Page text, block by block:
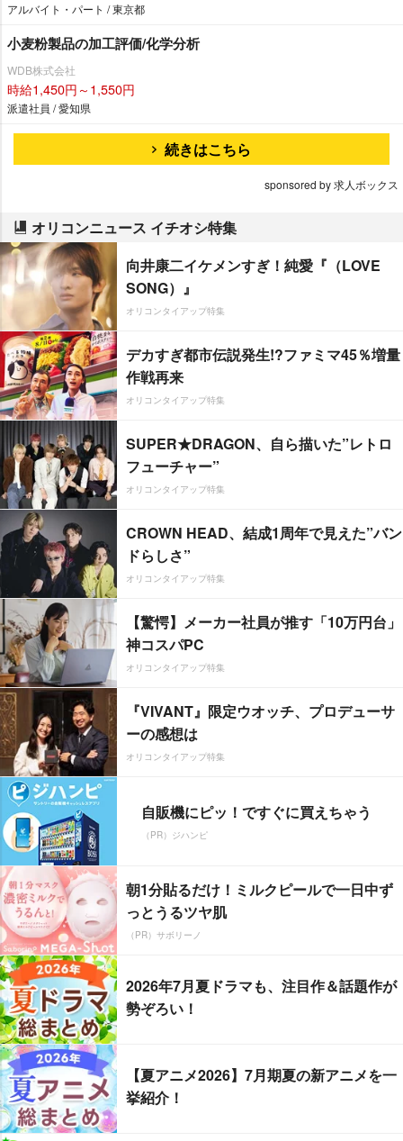
アルバイト・パート / 東京都
小麦粉製品の加工評価/化学分析
WDB株式会社
時給1,450円～1,550円
派遣社員 / 愛知県
続きはこちら
sponsored by 求人ボックス
オリコンニュース イチオシ特集
向井康二イケメンすぎ！純愛『（LOVE
SONG）』
オリコンタイアップ特集
デカすぎ都市伝説発生!?ファミマ45％増量
作戦再来
オリコンタイアップ特集
SUPER★DRAGON、自ら描いた”レトロ
フューチャー”
オリコンタイアップ特集
CROWN HEAD、結成1周年で見えた”バン
ドらしさ”
オリコンタイアップ特集
【驚愕】メーカー社員が推す「10万円台」
神コスパPC
オリコンタイアップ特集
『VIVANT』限定ウオッチ、プロデューサ
ーの感想は
オリコンタイアップ特集
自販機にピッ！ですぐに買えちゃう
（PR）ジハンピ
朝1分貼るだけ！ミルクピールで一日中ず
っとうるツヤ肌
（PR）サボリーノ
2026年7月夏ドラマも、注目作＆話題作が
勢ぞろい！
【夏アニメ2026】7月期夏の新アニメを一
挙紹介！